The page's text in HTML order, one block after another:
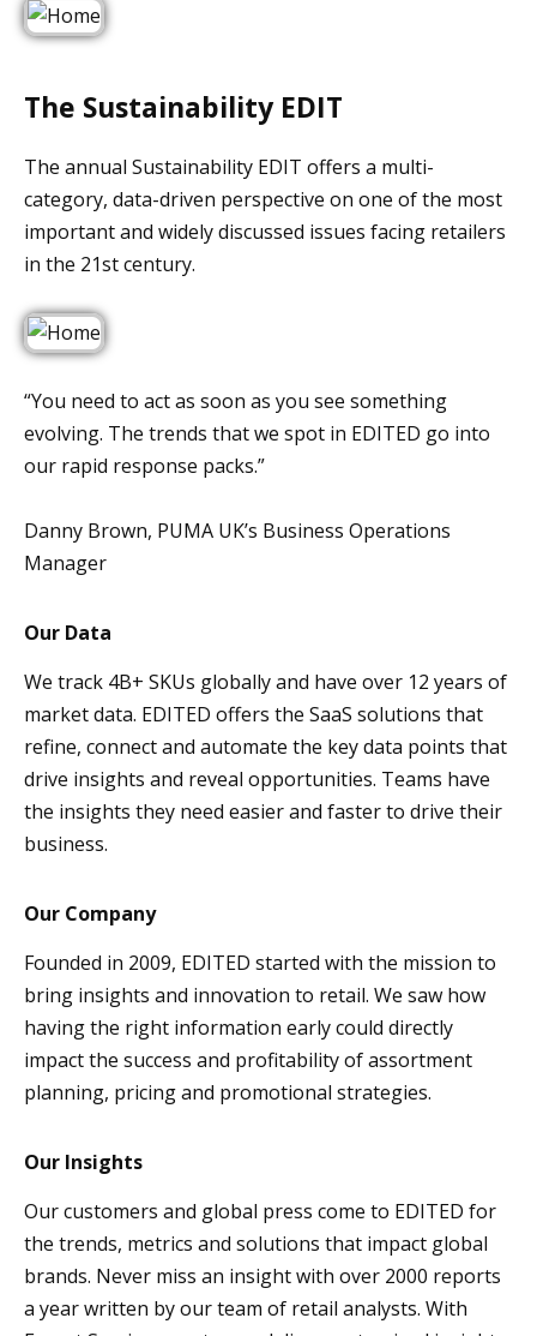
The Sustainability EDIT
The annual Sustainability EDIT offers a multi-
category, data-driven perspective on one of the most
important and widely discussed issues facing retailers
in the 21st century.
“You need to act as soon as you see something
evolving. The trends that we spot in EDITED go into
our rapid response packs.”
Danny Brown, PUMA UK’s Business Operations
Manager
Our Data
We track 4B+ SKUs globally and have over 12 years of
market data. EDITED offers the SaaS solutions that
refine, connect and automate the key data points that
drive insights and reveal opportunities. Teams have
the insights they need easier and faster to drive their
business.
Our Company
Founded in 2009, EDITED started with the mission to
bring insights and innovation to retail. We saw how
having the right information early could directly
impact the success and profitability of assortment
planning, pricing and promotional strategies.
Our Insights
Our customers and global press come to EDITED for
the trends, metrics and solutions that impact global
brands. Never miss an insight with over 2000 reports
a year written by our team of retail analysts. With